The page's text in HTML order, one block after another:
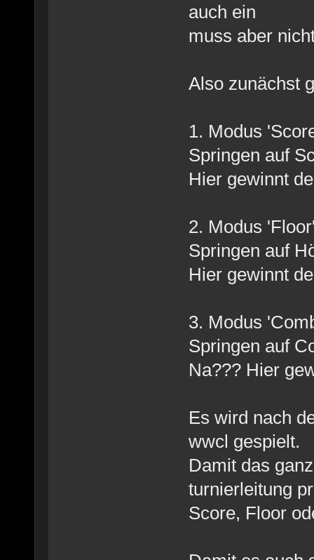
auch ein
muss aber
Also zunächst
1. Modus
Springen auf
Hier gewinnt
2. Modus
Springen auf
Hier gewinnt
3. Modus
Springen auf
Na??? Hier
Es wird nach
wwcl gespielt.
Damit das
turnierleitung
Score, Floor